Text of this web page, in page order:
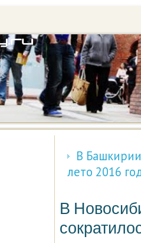
В
лето 2016
В